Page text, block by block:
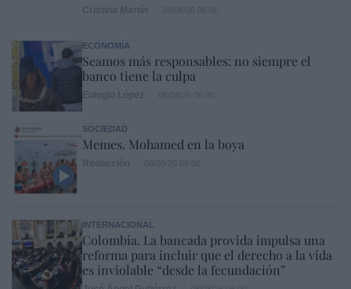
ECONOMÍA
Seamos más responsables: no siempre el
banco tiene la culpa
SOCIEDAD
Memes. Mohamed en la boya
INTERNACIONAL
Colombia. La bancada provida impulsa una
reforma para incluir que el derecho a la vida
es inviolable “desde la fecundación”